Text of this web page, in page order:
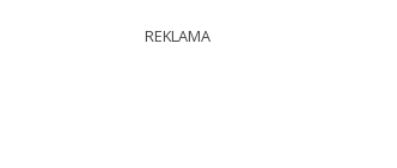
REKLAMA